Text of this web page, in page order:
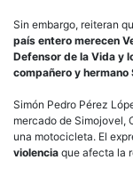
Sin embargo, reiteran
país entero merecen
Defensor de la Vida y
compañero y hermano
Simón Pedro Pérez
mercado de Simojovel,
una motocicleta. El
violencia que afecta la